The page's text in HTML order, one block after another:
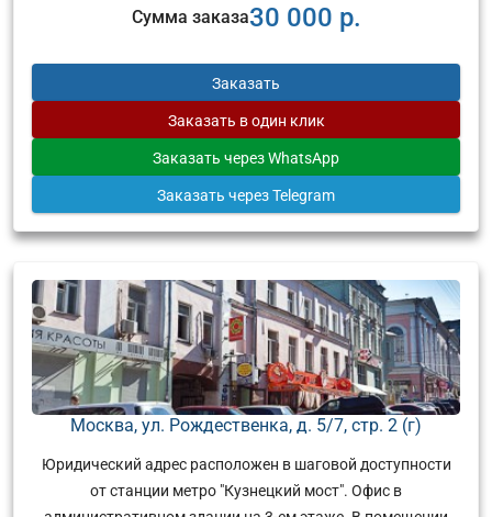
Сумма заказа30 000 р.
Заказать
Заказать в один клик
Заказать через WhatsApp
Заказать через Telegram
Москва, ул. Рождественка, д. 5/7, стр. 2 (г)
Юридический адрес расположен в шаговой доступности
от станции метро "Кузнецкий мост". Офис в